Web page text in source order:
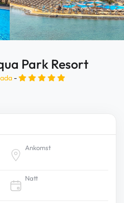
Park Resort
-
Ankomst
Natt